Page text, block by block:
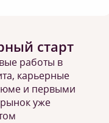
старт
работы в
карьерные
и первыми
уже